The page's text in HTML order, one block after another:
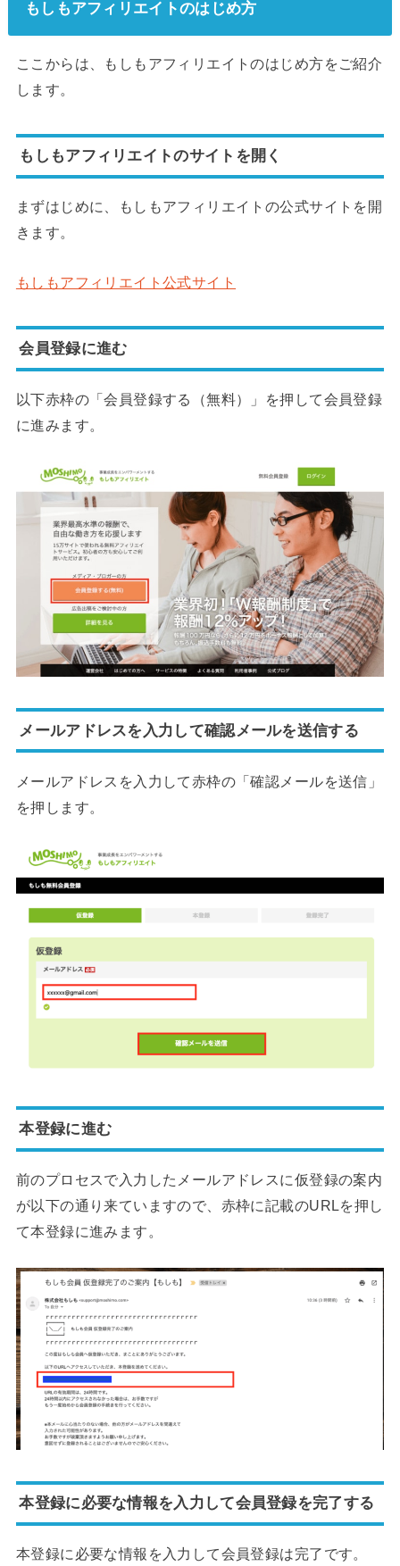
もしもアフィリエイトのはじめ方
ここからは、もしもアフィリエイトのはじめ方をご紹介
します。
もしもアフィリエイトのサイトを開く
まずはじめに、もしもアフィリエイトの公式サイトを開
きます。
もしもアフィリエイト公式サイト
会員登録に進む
以下赤枠の「会員登録する（無料）」を押して会員登録
に進みます。
メールアドレスを入力して確認メールを送信する
メールアドレスを入力して赤枠の「確認メールを送信」
を押します。
本登録に進む
前のプロセスで入力したメールアドレスに仮登録の案内
が以下の通り来ていますので、赤枠に記載のURLを押し
て本登録に進みます。
本登録に必要な情報を入力して会員登録を完了する
本登録に必要な情報を入力して会員登録は完了です。